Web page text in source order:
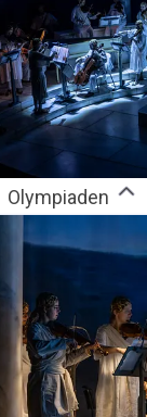
Olympiaden